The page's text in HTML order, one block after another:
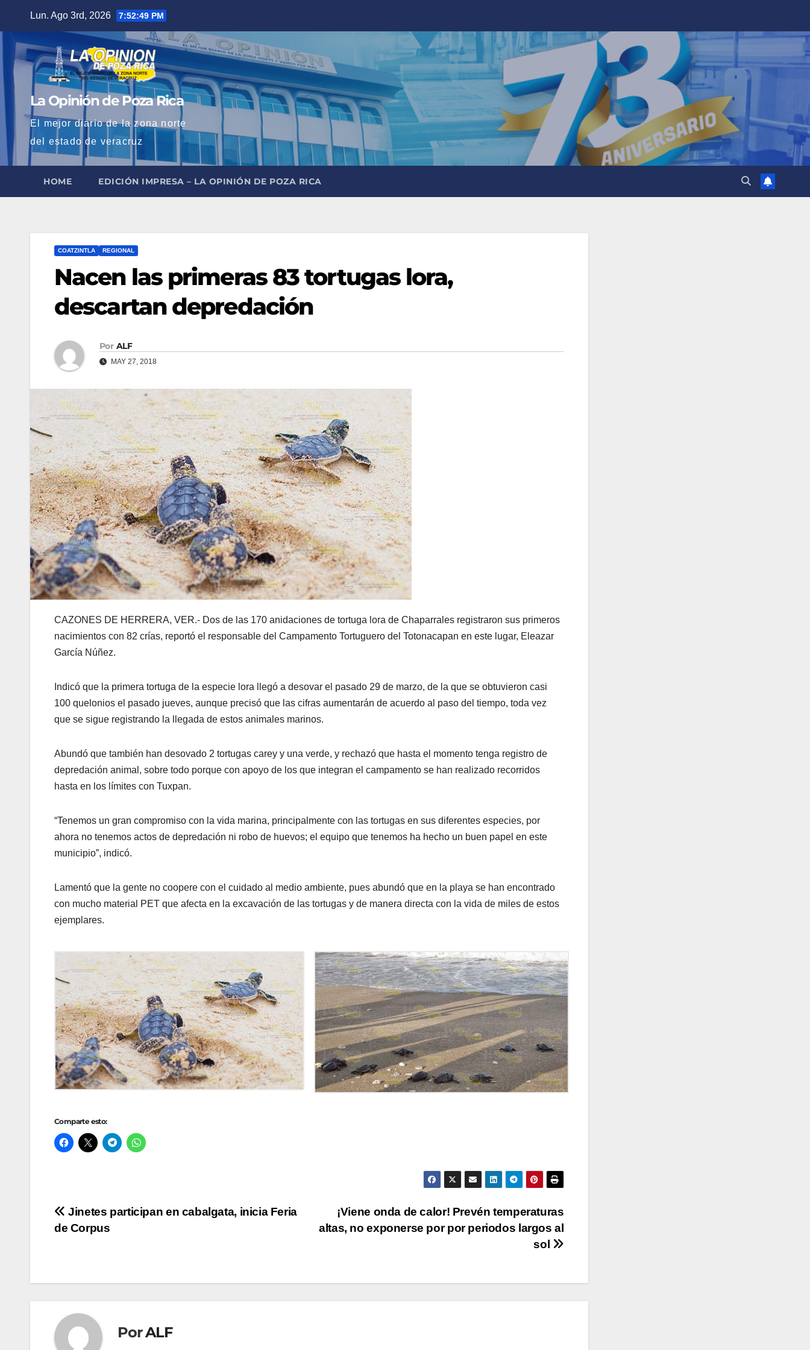
contenido
Lun. Ago 3rd, 2026 7:52:50 PM
La Opinión de Poza Rica
El mejor diario de la zona norte
del estado de veracruz
HOME EDICIÓN IMPRESA – LA OPINIÓN DE POZA RICA
COATZINTLA REGIONAL
Nacen las primeras 83 tortugas lora,
descartan depredación
Por ALF
MAY 27, 2018
CAZONES DE HERRERA, VER.- Dos de las 170 anidaciones de tortuga lora de Chaparrales registraron sus primeros
nacimientos con 82 crías, reportó el responsable del Campamento Tortuguero del Totonacapan en este lugar, Eleazar
García Núñez.
Indicó que la primera tortuga de la especie lora llegó a desovar el pasado 29 de marzo, de la que se obtuvieron casi
100 quelonios el pasado jueves, aunque precisó que las cifras aumentarán de acuerdo al paso del tiempo, toda vez
que se sigue registrando la llegada de estos animales marinos.
Abundó que también han desovado 2 tortugas carey y una verde, y rechazó que hasta el momento tenga registro de
depredación animal, sobre todo porque con apoyo de los que integran el campamento se han realizado recorridos
hasta en los límites con Tuxpan.
“Tenemos un gran compromiso con la vida marina, principalmente con las tortugas en sus diferentes especies, por
ahora no tenemos actos de depredación ni robo de huevos; el equipo que tenemos ha hecho un buen papel en este
municipio”, indicó.
Lamentó que la gente no coopere con el cuidado al medio ambiente, pues abundó que en la playa se han encontrado
con mucho material PET que afecta en la excavación de las tortugas y de manera directa con la vida de miles de estos
ejemplares.
Comparte esto:
Navegación
¡Viene onda de calor! Prevén temperaturas
altas, no exponerse por por periodos largos al
sol
Jinetes participan en cabalgata, inicia Feria
de Corpus
PorALF